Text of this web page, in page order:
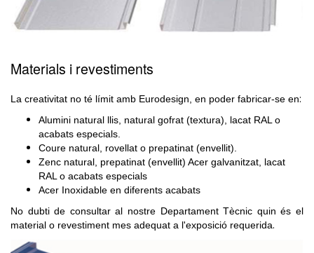
Materials i revestiments
La creativitat no té límit amb Eurodesign, en poder fabricar-se en:
Alumini natural llis, natural gofrat (textura), lacat RAL o
acabats especials.
Coure natural, rovellat o prepatinat (envellit).
Zenc natural, prepatinat (envellit) Acer galvanitzat, lacat
RAL o acabats especials
Acer Inoxidable en diferents acabats
No dubti de consultar al nostre Departament Tècnic quin és el
material o revestiment mes adequat a l'exposició requerida.